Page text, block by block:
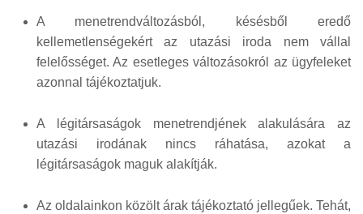
A menetrendváltozásból, késésből eredő
kellemetlenségekért az utazási iroda nem vállal
felelősséget. Az esetleges változásokról az ügyfeleket
azonnal tájékoztatjuk.
A légitársaságok menetrendjének alakulására az
utazási irodának nincs ráhatása, azokat a
légitársaságok maguk alakítják.
Az oldalainkon közölt árak tájékoztató jellegűek. Tehát,